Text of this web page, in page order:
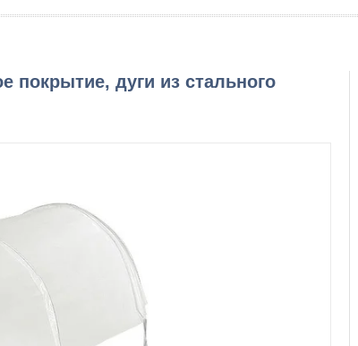
покрытие, дуги из стального